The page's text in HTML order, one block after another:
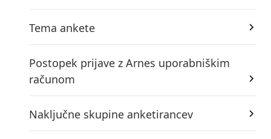
Tema ankete
Postopek prijave z Arnes uporabniškim
računom
Naključne skupine anketirancev